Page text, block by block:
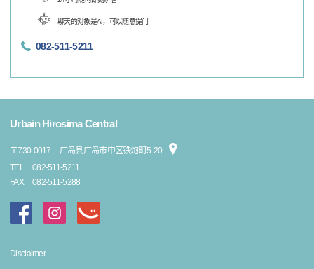
聊天的对象是AI，可以随意提问
082-511-5211
Urbain Hirosima Central
〒730-0017
广岛县广岛市中区铁炮町5-20
TEL
082-511-5211
FAX
082-511-5288
Disclaimer